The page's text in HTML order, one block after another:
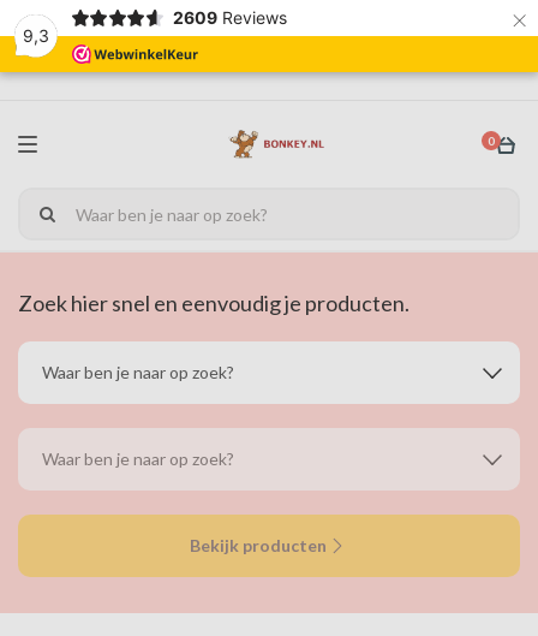
9,3
2609 Reviews ×
0
Zoek hier snel en eenvoudig je producten.
Bekijk producten